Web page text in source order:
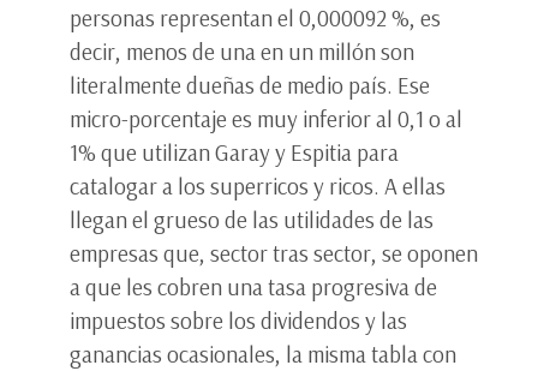
personas representan el 0,000092 %, es
decir, menos de una en un millón son
literalmente dueñas de medio país. Ese
micro-porcentaje es muy inferior al 0,1 o al
1% que utilizan Garay y Espitia para
catalogar a los superricos y ricos. A ellas
llegan el grueso de las utilidades de las
empresas que, sector tras sector, se oponen
a que les cobren una tasa progresiva de
impuestos sobre los dividendos y las
ganancias ocasionales, la misma tabla con